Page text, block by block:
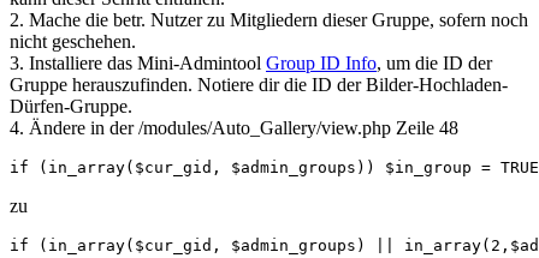
2. Mache die betr. Nutzer zu Mitgliedern dieser Gruppe, sofern noch
nicht geschehen.
3. Installiere das Mini-Admintool Group ID Info, um die ID der
Gruppe herauszufinden. Notiere dir die ID der Bilder-Hochladen-
Dürfen-Gruppe.
4. Ändere in der /modules/Auto_Gallery/view.php Zeile 48
if (in_array($cur_gid, $admin_groups)) $in_group =
zu
if (in_array($cur_gid, $admin_groups) ||